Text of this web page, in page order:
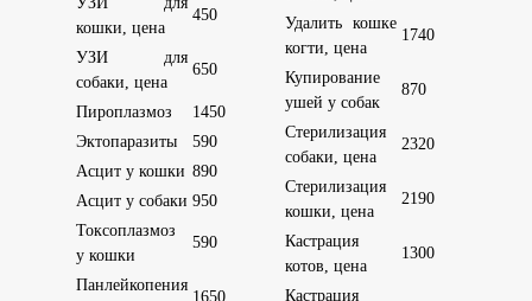
кошки, цена
450
УЗИ для
собаки, цена
650
Пироплазмоз
1450
Эктопаразиты
590
Асцит у кошки 890
Асцит у собаки 950
Токсоплазмоз
у кошки
590
Панлейкопения
1650
Удалить кошке
когти, цена
1740
Купирование
ушей у собак
870
Стерилизация
собаки, цена
2320
Стерилизация
кошки, цена
2190
Кастрация
котов, цена
1300
Кастрация